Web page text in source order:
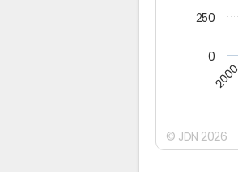
2000
0
250
© JDN 2026